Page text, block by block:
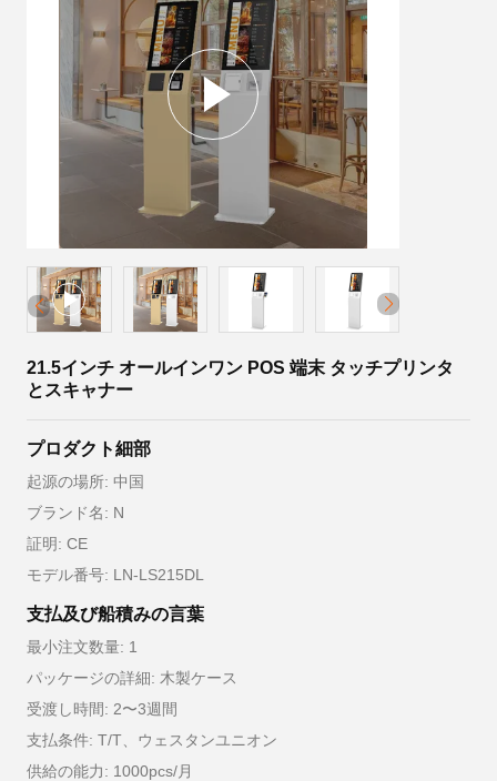
21.5インチ オールインワン POS 端末 タッチプリンタ
とスキャナー
プロダクト細部
起源の場所: 中国
ブランド名: N
証明: CE
モデル番号: LN-LS215DL
支払及び船積みの言葉
最小注文数量: 1
パッケージの詳細: 木製ケース
受渡し時間: 2〜3週間
支払条件: T/T、ウェスタンユニオン
供給の能力: 1000pcs/月